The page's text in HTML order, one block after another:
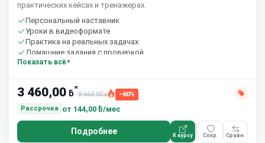
практических кейсах и тренажерах.
Персональный наставник
Уроки в видеоформате
Практика на реальных задачах
Домашние задания с проверкой
Бесплатный пробный урок
Показать всё
3 460,00 ƃ*
8 660,00ƃ
−60%
Рассрочка
от 144,00 ƃ/мес
Подробнее К курсу Сохр. Сравн.